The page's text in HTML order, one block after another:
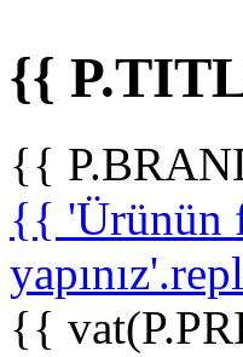
{{
{{
{{ 'Ürünün
{{